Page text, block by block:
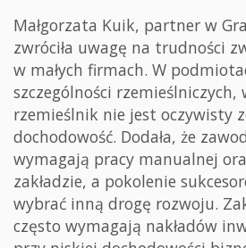
Małgorzata Kuik, partner w
zwróciła uwagę na trudności
w małych firmach. W
szczególności rzemieślniczych,
rzemieślnik nie jest oczywisty
dochodowość. Dodała, że
wymagają pracy manualnej
zakładzie, a pokolenie
wybrać inną drogę rozwoju.
często wymagają nakładów